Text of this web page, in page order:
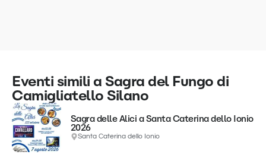
Eventi simili a Sagra del Fungo di
Camigliatello Silano
Sagra delle Alici a Santa Caterina dello Ionio
2026
Santa Caterina dello Ionio